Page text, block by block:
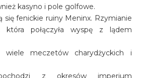
kasyno i pole golfowe.
się fenickie ruiny Meninx. Rzymianie
która połączyła wyspę z lądem
wiele meczetów charydżyckich i
z okresów imperium